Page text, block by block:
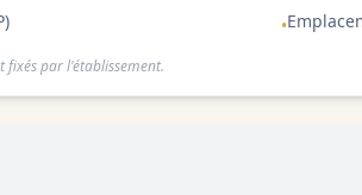
•
fixés par l'établissement.